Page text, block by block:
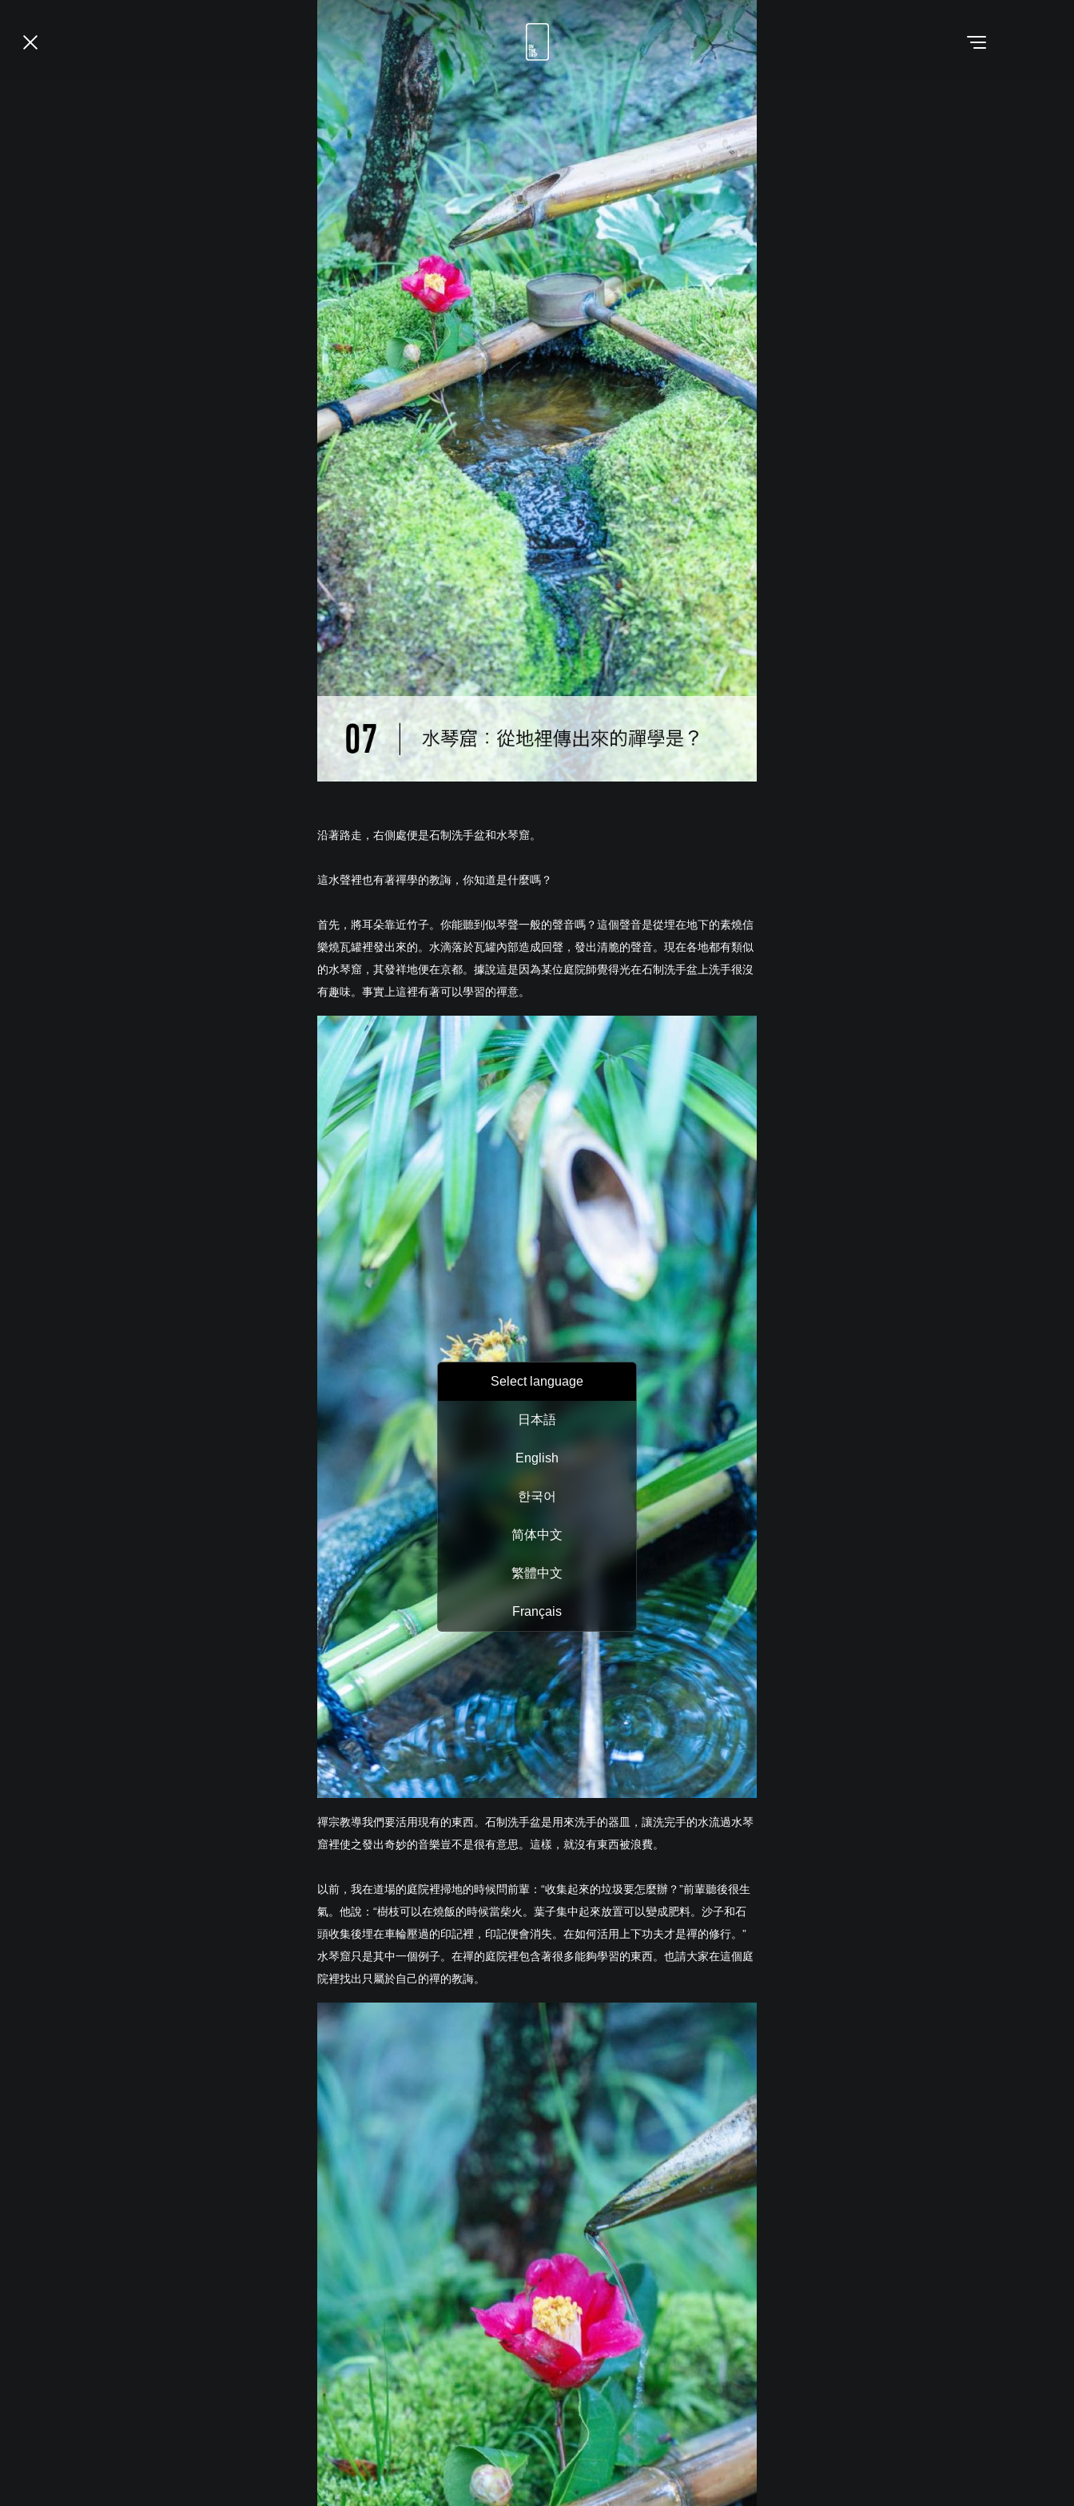
沿著路走，右側處便是石制洗手盆和水琴窟。
這水聲裡也有著禪學的教誨，你知道是什麼嗎？
首先，將耳朵靠近竹子。你能聽到似琴聲一般的聲音嗎？這個聲音是從埋在地下的素燒信
樂燒瓦罐裡發出來的。水滴落於瓦罐內部造成回聲，發出清脆的聲音。現在各地都有類似
的水琴窟，其發祥地便在京都。據說這是因為某位庭院師覺得光在石制洗手盆上洗手很沒
有趣味。事實上這裡有著可以學習的禪意。
禪宗教導我們要活用現有的東西。石制洗手盆是用來洗手的器皿，讓洗完手的水流過水琴
窟裡使之發出奇妙的音樂豈不是很有意思。這樣，就沒有東西被浪費。
以前，我在道場的庭院裡掃地的時候問前輩：“收集起來的垃圾要怎麼辦？”前輩聽後很生
氣。他說：“樹枝可以在燒飯的時候當柴火。葉子集中起來放置可以變成肥料。沙子和石
頭收集後埋在車輪壓過的印記裡，印記便會消失。在如何活用上下功夫才是禪的修行。”
水琴窟只是其中一個例子。在禪的庭院裡包含著很多能夠學習的東西。也請大家在這個庭
院裡找出只屬於自己的禪的教誨。
Select language
日本語
English
한국어
简体中文
繁體中文
Français